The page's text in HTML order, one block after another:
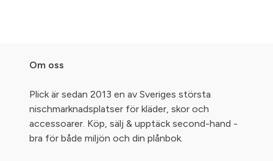
Om oss
Plick är sedan 2013 en av Sveriges största
nischmarknadsplatser för kläder, skor och
accessoarer. Köp, sälj & upptäck second-hand -
bra för både miljön och din plånbok.